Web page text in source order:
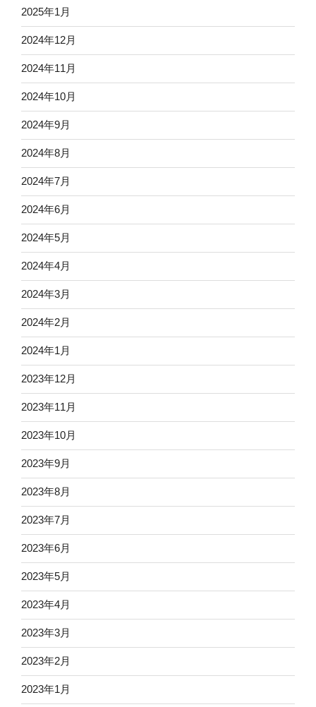
2025年1月
2024年12月
2024年11月
2024年10月
2024年9月
2024年8月
2024年7月
2024年6月
2024年5月
2024年4月
2024年3月
2024年2月
2024年1月
2023年12月
2023年11月
2023年10月
2023年9月
2023年8月
2023年7月
2023年6月
2023年5月
2023年4月
2023年3月
2023年2月
2023年1月